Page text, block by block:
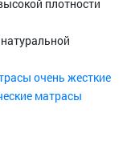
плотности
очень жесткие
матрасы